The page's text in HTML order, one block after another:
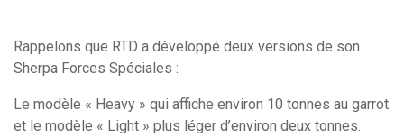
Rappelons que RTD a développé deux versions de son
Sherpa Forces Spéciales :
Le modèle « Heavy » qui affiche environ 10 tonnes au garrot
et le modèle « Light » plus léger d’environ deux tonnes.